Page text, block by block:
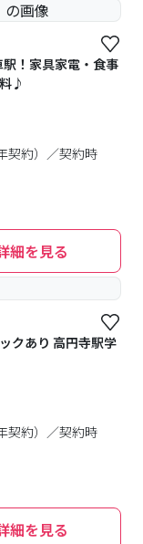
！家具家電・食事
♪
契約）／契約時
細を見る
クあり 高円寺駅学
契約）／契約時
細を見る